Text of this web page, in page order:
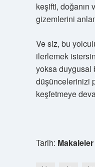
keşifti, doğanın
gizemlerini
Ve siz, bu
ilerlemek
yoksa duygusal
düşüncelerinizi
keşfetmeye
Tarih: Makaleler